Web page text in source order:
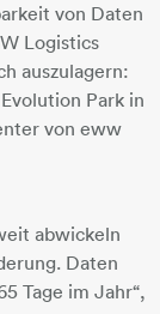
von Daten
Logistics
auszulagern:
Park in
von eww
abwickeln
Daten
Tage im Jahr“,